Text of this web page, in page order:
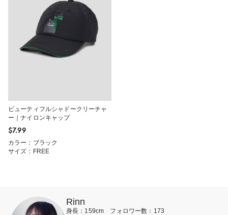
ビューティフルシャドークリーチャ
ー｜ナイロンキャップ
$‌7.99
カラー：ブラック
サイズ：FREE
Rinn
身長：159cm フォロワー数：173